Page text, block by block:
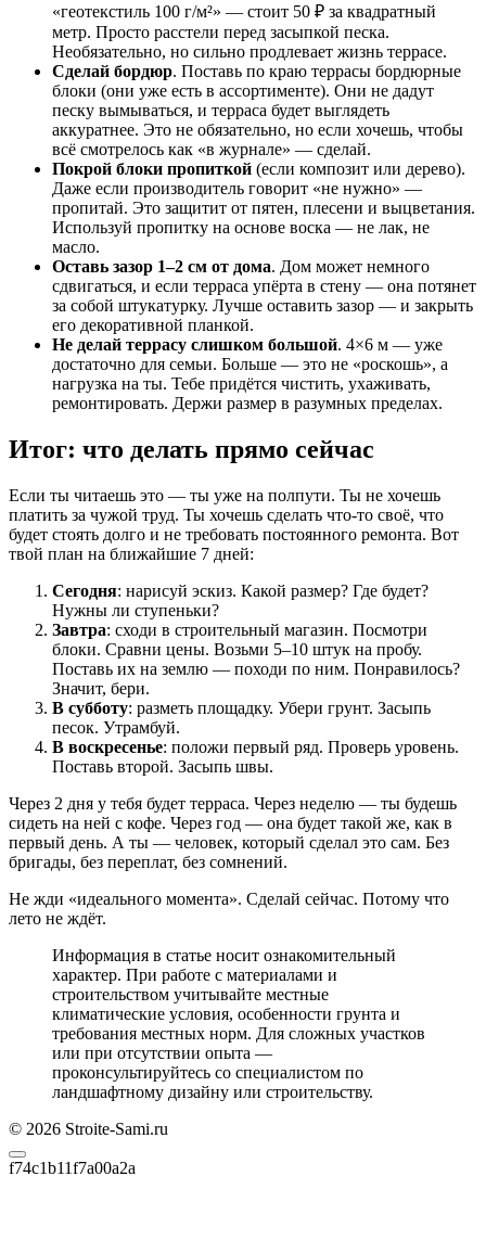
«геотекстиль 100 г/м²» — стоит 50 ₽ за квадратный
метр. Просто расстели перед засыпкой песка.
Необязательно, но сильно продлевает жизнь террасе.
Сделай бордюр. Поставь по краю террасы бордюрные
блоки (они уже есть в ассортименте). Они не дадут
песку вымываться, и терраса будет выглядеть
аккуратнее. Это не обязательно, но если хочешь, чтобы
всё смотрелось как «в журнале» — сделай.
Покрой блоки пропиткой (если композит или дерево).
Даже если производитель говорит «не нужно» —
пропитай. Это защитит от пятен, плесени и выцветания.
Используй пропитку на основе воска — не лак, не
масло.
Оставь зазор 1–2 см от дома. Дом может немного
сдвигаться, и если терраса упёрта в стену — она потянет
за собой штукатурку. Лучше оставить зазор — и закрыть
его декоративной планкой.
Не делай террасу слишком большой. 4×6 м — уже
достаточно для семьи. Больше — это не «роскошь», а
нагрузка на ты. Тебе придётся чистить, ухаживать,
ремонтировать. Держи размер в разумных пределах.
Итог: что делать прямо сейчас
Если ты читаешь это — ты уже на полпути. Ты не хочешь
платить за чужой труд. Ты хочешь сделать что-то своё, что
будет стоять долго и не требовать постоянного ремонта. Вот
твой план на ближайшие 7 дней:
Сегодня: нарисуй эскиз. Какой размер? Где будет?
Нужны ли ступеньки?
Завтра: сходи в строительный магазин. Посмотри
блоки. Сравни цены. Возьми 5–10 штук на пробу.
Поставь их на землю — походи по ним. Понравилось?
Значит, бери.
В субботу: разметь площадку. Убери грунт. Засыпь
песок. Утрамбуй.
В воскресенье: положи первый ряд. Проверь уровень.
Поставь второй. Засыпь швы.
Через 2 дня у тебя будет терраса. Через неделю — ты будешь
сидеть на ней с кофе. Через год — она будет такой же, как в
первый день. А ты — человек, который сделал это сам. Без
бригады, без переплат, без сомнений.
Не жди «идеального момента». Сделай сейчас. Потому что
лето не ждёт.
Информация в статье носит ознакомительный
характер. При работе с материалами и
строительством учитывайте местные
климатические условия, особенности грунта и
требования местных норм. Для сложных участков
или при отсутствии опыта —
проконсультируйтесь со специалистом по
ландшафтному дизайну или строительству.
© 2026 Stroite-Sami.ru
f74c1b11f7a00a2a